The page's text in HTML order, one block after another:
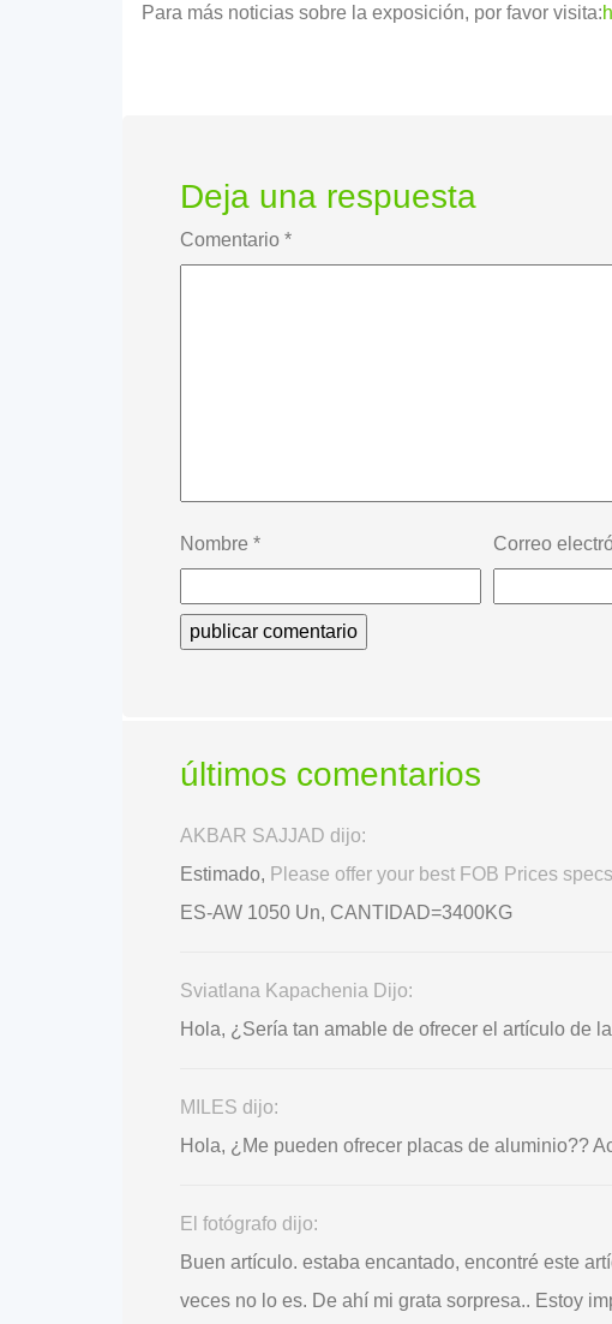
Para más noticias sobre la exposición, por favor visita:
Deja una respuesta
Comentario *
Nombre * Correo
últimos comentarios
AKBAR SAJJAD dijo:
Estimado, Please offer your best FOB Prices
ES-AW 1050 Un, CANTIDAD=3400KG
Sviatlana Kapachenia Dijo:
Hola, ¿Sería tan amable de ofrecer el artículo de
MILES dijo:
Hola, ¿Me pueden ofrecer placas de aluminio??
El fotógrafo dijo:
Buen artículo. estaba encantado, encontré este
veces no lo es. De ahí mi grata sorpresa.. Estoy